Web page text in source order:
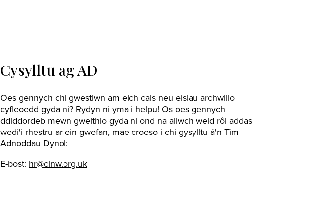
Cysylltu ag AD
Oes gennych chi gwestiwn am eich cais neu eisiau archwilio
cyfleoedd gyda ni? Rydyn ni yma i helpu! Os oes gennych
ddiddordeb mewn gweithio gyda ni ond na allwch weld rôl addas
wedi'i rhestru ar ein gwefan, mae croeso i chi gysylltu â'n Tîm
Adnoddau Dynol:
E-bost: hr@cinw.org.uk